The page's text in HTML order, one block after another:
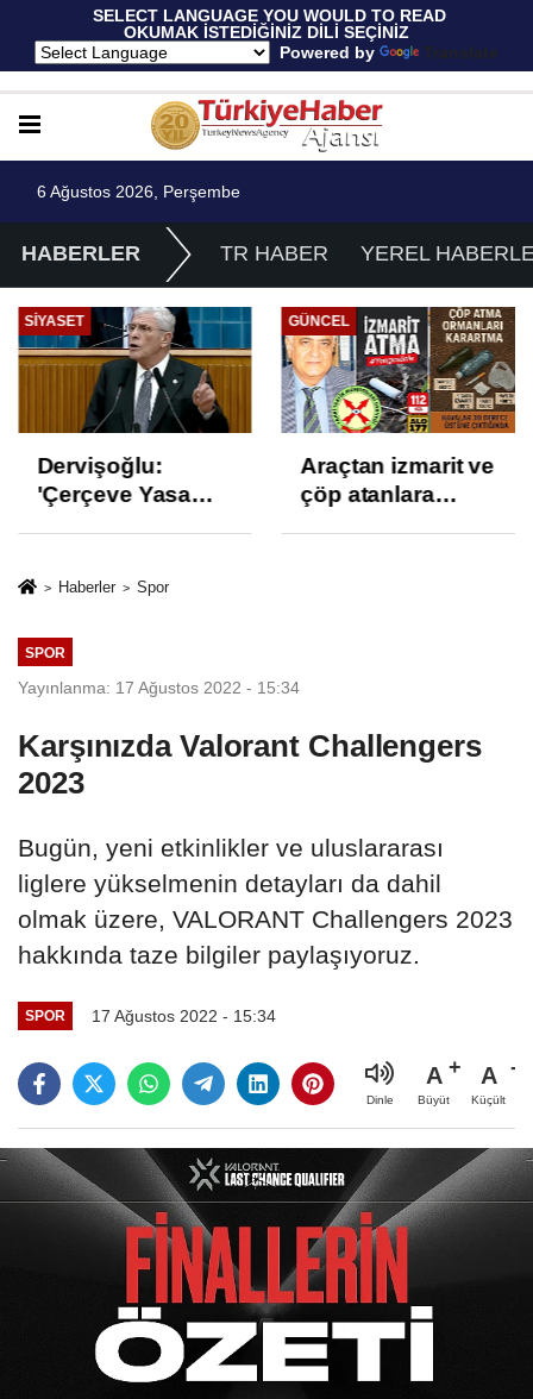
SELECT LANGUAGE YOU WOULD TO READ
OKUMAK İSTEDİĞİNİZ DİLİ SEÇİNİZ
Powered by
Translate
6 Ağustos 2026, Perşembe
HABERLER TR HABER YEREL
SIYASET
Dervişoğlu:
'Çerçeve Yasa
ve İhanet
GÜNCEL
Araçtan izmarit ve
çöp atanlara
Haberler Spor
SPOR
Yayınlanma: 17 Ağustos 2022 - 15:34
Karşınızda Valorant Challengers
2023
Bugün, yeni etkinlikler ve uluslararası
liglere yükselmenin detayları da dahil
olmak üzere, VALORANT Challengers 2023
hakkında taze bilgiler paylaşıyoruz.
SPOR 17 Ağustos 2022 - 15:34
Dinle
A
Büyüt
A
Küçült